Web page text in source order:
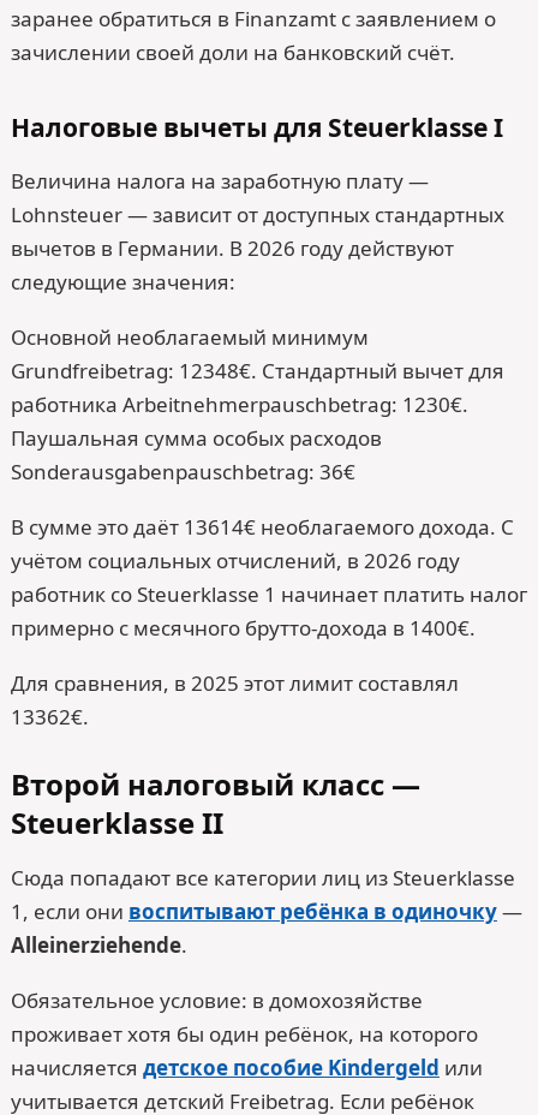
заранее обратиться в Finanzamt с заявлением о
зачислении своей доли на банковский счёт.
Налоговые вычеты для Steuerklasse I
Величина налога на заработную плату —
Lohnsteuer — зависит от доступных стандартных
вычетов в Германии. В 2026 году действуют
следующие значения:
Основной необлагаемый минимум
Grundfreibetrag: 12348€. Стандартный вычет для
работника Arbeitnehmerpauschbetrag: 1230€.
Паушальная сумма особых расходов
Sonderausgabenpauschbetrag: 36€
В сумме это даёт 13614€ необлагаемого дохода. С
учётом социальных отчислений, в 2026 году
работник со Steuerklasse 1 начинает платить налог
примерно с месячного брутто-дохода в 1400€.
Для сравнения, в 2025 этот лимит составлял
13362€.
Второй налоговый класс —
Steuerklasse II
Сюда попадают все категории лиц из Steuerklasse
1, если они воспитывают ребёнка в одиночку—
Alleinerziehende.
Обязательное условие: в домохозяйстве
проживает хотя бы один ребёнок, на которого
начисляется детское пособие Kindergeld или
учитывается детский Freibetrag. Если ребёнок